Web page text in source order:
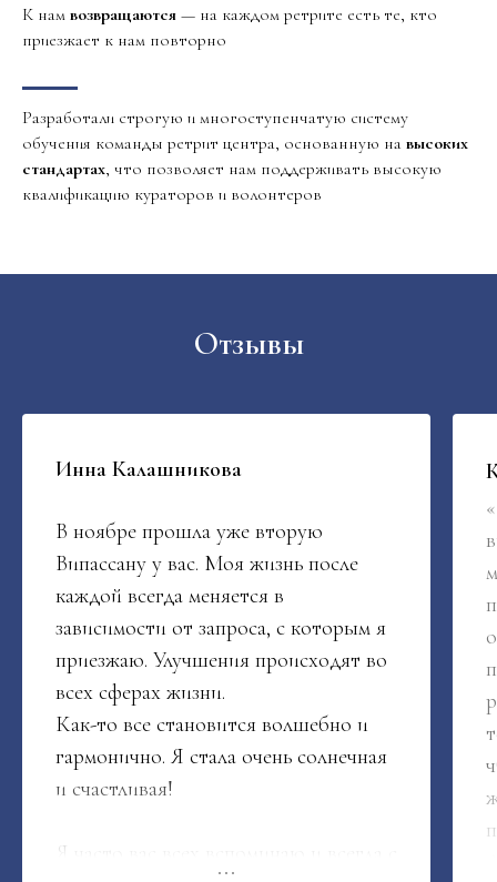
К нам возвращаются — на каждом ретрите есть те, кто
приезжает к нам повторно
Разработали строгую и многоступенчатую систему
обучения команды ретрит центра, основанную на высоких
стандартах, что позволяет нам поддерживать высокую
квалификацию кураторов и волонтеров
Отзывы
Инна Калашникова
В ноябре прошла уже вторую
Випассану у вас. Моя жизнь после
каждой всегда меняется в
зависимости от запроса, с которым я
приезжаю. Улучшения происходят во
всех сферах жизни.
Как-то все становится волшебно и
гармонично. Я стала очень солнечная
и счастливая!
Я часто вас всех вспоминаю и всегда с